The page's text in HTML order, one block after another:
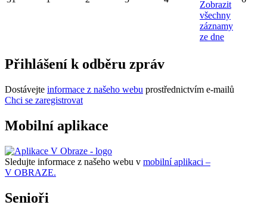
Zobrazit
všechny
záznamy
ze dne
Přihlášení k odběru zpráv
Dostávejte informace z našeho webu prostřednictvím e-mailů
Chci se zaregistrovat
Mobilní aplikace
Sledujte informace z našeho webu v mobilní aplikaci –
V OBRAZE.
Senioři